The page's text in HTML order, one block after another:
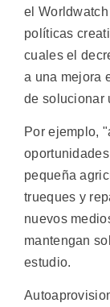
el
políticas
cuales el
a una mejora
de solucionar
Por ejemplo,
pequeña
trueques y
nuevos
mantengan
estudio.